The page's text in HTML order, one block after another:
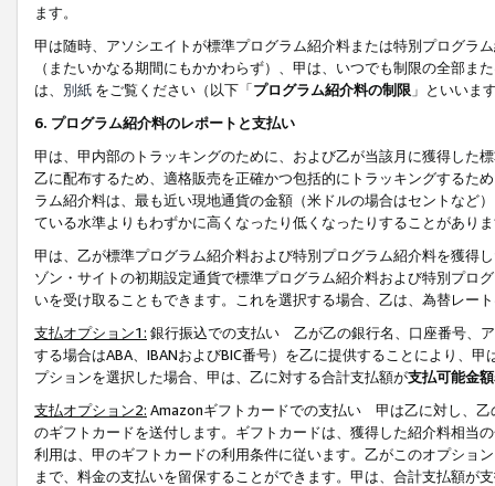
ます。
甲は随時、アソシエイトが標準プログラム紹介料または特別プログラ
（またいかなる期間にもかかわらず）、甲は、いつでも制限の全部
は、 別紙 をご覧ください（以下「プログラム紹介料の制限 」といいま
6. プログラム紹介料のレポートと支払い
甲は、甲内部のトラッキングのために、および乙が当該月に獲得した
乙に配布するため、適格販売を正確かつ包括的にトラッキングするた
ラム紹介料は、最も近い現地通貨の金額（米ドルの場合はセントなど
ている水準よりもわずかに高くなったり低くなったりすることがあり
甲は、乙が標準プログラム紹介料および特別プログラム紹介料を獲得
ゾン・サイトの初期設定通貨で標準プログラム紹介料および特別プロ
いを受け取ることもできます。これを選択する場合、乙は、為替レー
支払オプション1: 銀行振込での支払い 乙が乙の銀行名、口座番号、
する場合はABA、IBANおよびBIC番号）を乙に提供することにより、
プションを選択した場合、甲は、乙に対する合計支払額が支払可能金
支払オプション2: Amazonギフトカードでの支払い 甲は乙に対し、乙
のギフトカードを送付します。ギフトカードは、獲得した紹介料相当
利用は、甲のギフトカードの利用条件に従います。乙がこのオプショ
まで、料金の支払いを留保することができます。甲は、合計支払額が